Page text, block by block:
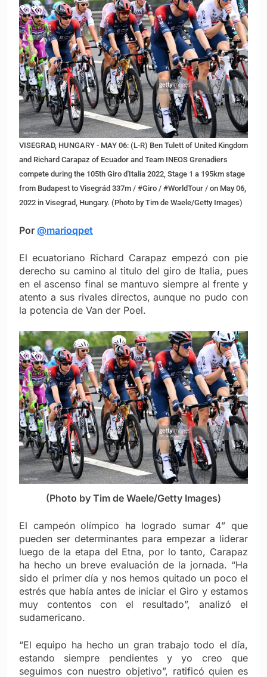
VISEGRAD, HUNGARY - MAY 06: (L-R) Ben Tulett of United Kingdom
and Richard Carapaz of Ecuador and Team INEOS Grenadiers
compete during the 105th Giro d'Italia 2022, Stage 1 a 195km stage
from Budapest to Visegrád 337m / #Giro / #WorldTour / on May 06,
2022 in Visegrad, Hungary. (Photo by Tim de Waele/Getty Images)
Por @marioqpet
El ecuatoriano Richard Carapaz empezó con pie
derecho su camino al titulo del giro de Italia, pues
en el ascenso final se mantuvo siempre al frente y
atento a sus rivales directos, aunque no pudo con
la potencia de Van der Poel.
(Photo by Tim de Waele/Getty Images)
El campeón olímpico ha logrado sumar 4” que
pueden ser determinantes para empezar a liderar
luego de la etapa del Etna, por lo tanto, Carapaz
ha hecho un breve evaluación de la jornada. “Ha
sido el primer día y nos hemos quitado un poco el
estrés que había antes de iniciar el Giro y estamos
muy contentos con el resultado”, analizó el
sudamericano.
“El equipo ha hecho un gran trabajo todo el día,
estando siempre pendientes y yo creo que
seguimos con nuestro objetivo”, ratificó quien es